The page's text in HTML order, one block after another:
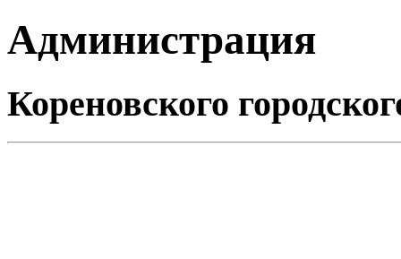
Администрация
Кореновского